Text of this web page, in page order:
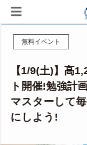
無料イベント
【1/9(土)】高
ト開催!勉強計
マスターして
にしよう!